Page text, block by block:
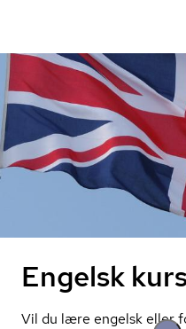
Engelsk
Vil du lære engelsk eller